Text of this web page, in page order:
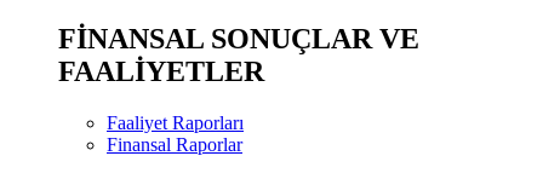
FİNANSAL SONUÇLAR VE
FAALİYETLER
Faaliyet Raporları
Finansal Raporlar